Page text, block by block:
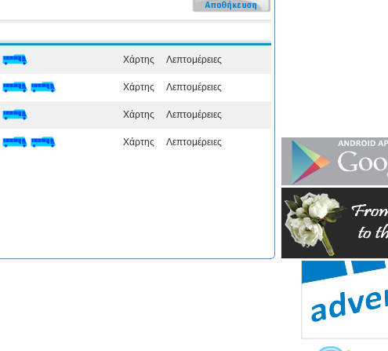
Χάρτης Λεπτομέρειες
Χάρτης Λεπτομέρειες
Χάρτης Λεπτομέρειες
Χάρτης Λεπτομέρειες